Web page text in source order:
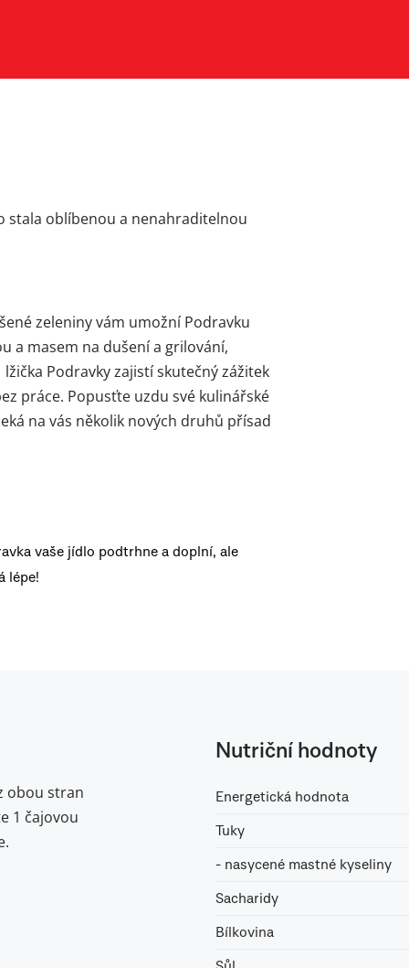
stala oblíbenou a nenahraditelnou
zeleniny vám umožní Podravku
a masem na dušení a grilování,
Podravky zajistí skutečný zážitek
práce. Popusťte uzdu své kulinářské
na vás několik nových druhů přísad
vaše jídlo podtrhne a doplní, ale
lépe!
obou stran
1 čajovou
Nutriční hodnoty
Energetická hodnota
Tuky
- nasycené mastné kyseliny
Sacharidy
Bílkovina